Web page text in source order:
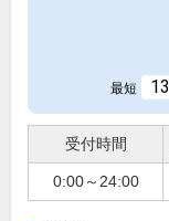
最短 13
受付時間
0:00～24:00